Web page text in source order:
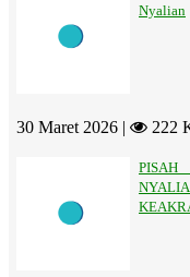
Nyalian
30 Maret 2026 | 222